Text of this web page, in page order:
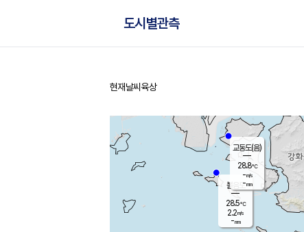
도시별관측
홈
현재날씨 육상
볼음도
28.5℃
2.2m/s
-mm
교동도(음)
28.8℃
-m/s
-mm